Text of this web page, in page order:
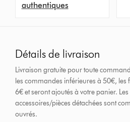
authentiques
Détails de livraison
Livraison gratuite pour toute
les commandes inférieures à 50€, les
6€ et seront ajoutés à votre panier.
accessoires/pièces détachées sont
ouvrés.